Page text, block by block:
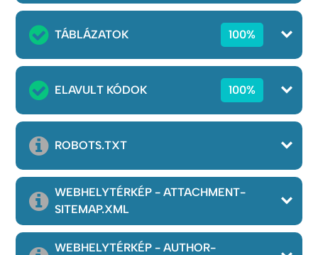
TÁBLÁZATOK 100%
ELAVULT KÓDOK 100%
ROBOTS.TXT
WEBHELYTÉRKÉP - ATTACHMENT-
SITEMAP.XML
WEBHELYTÉRKÉP - AUTHOR-